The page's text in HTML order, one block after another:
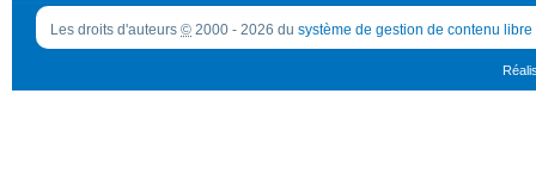
Les droits d'auteurs © 2000 - 2026 du système de gestion de contenu libre